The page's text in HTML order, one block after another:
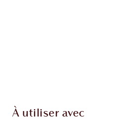
À utiliser avec